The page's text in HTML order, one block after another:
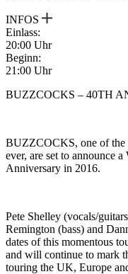
INFOS
Einlass:
20:00 Uhr
Beginn:
21:00 Uhr
BUZZCOCKS – 40TH
BUZZCOCKS, one of the
ever, are set to announce
Anniversary in 2016.
Pete Shelley (vocals/
Remington (bass) and
dates of this momentous
and will continue to mark
touring the UK, Europe